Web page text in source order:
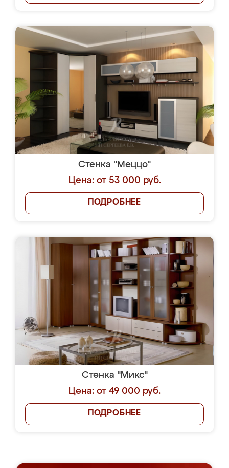
Стенка "Меццо"
Цена: от 53 000 руб.
ПОДРОБНЕЕ
Стенка "Микс"
Цена: от 49 000 руб.
ПОДРОБНЕЕ